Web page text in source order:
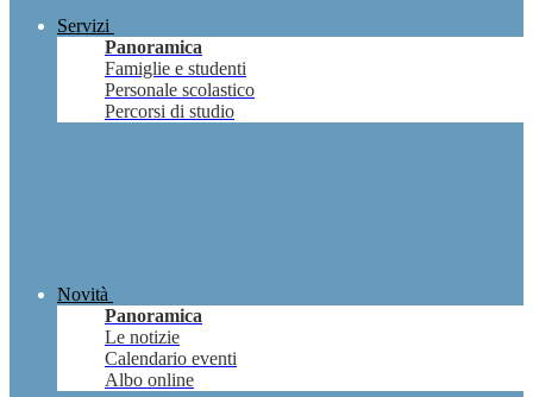
Servizi
Panoramica
Famiglie e studenti
Personale scolastico
Percorsi di studio
Novità
Panoramica
Le notizie
Calendario eventi
Albo online